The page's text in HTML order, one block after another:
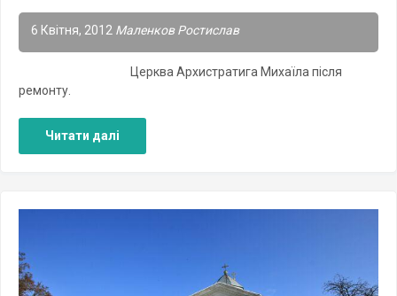
6 Квітня, 2012 Маленков Ростислав
Церква Архистратига Михаїла після
ремонту.
Читати далі